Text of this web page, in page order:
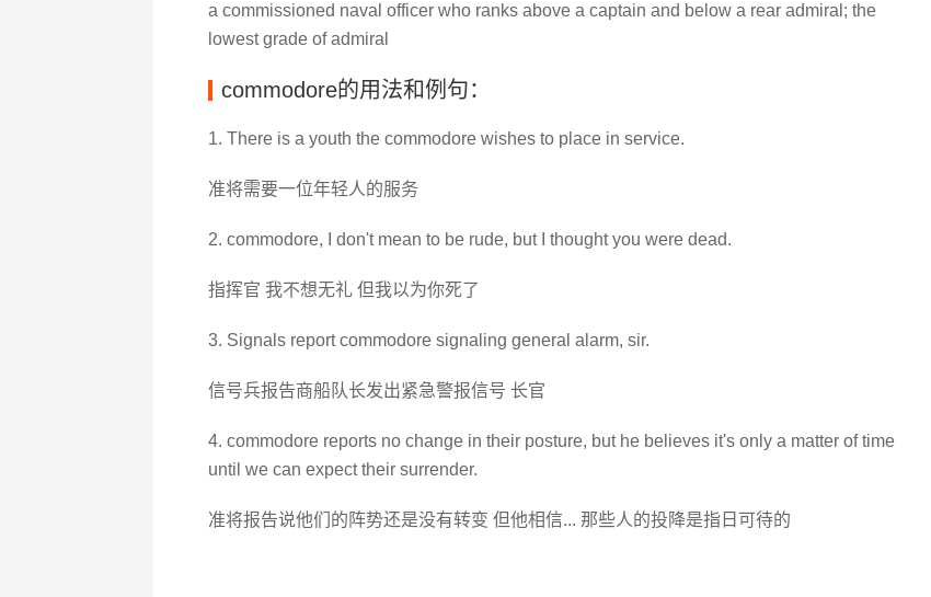
a commissioned naval officer who ranks above a captain and below a rear admiral; the
lowest grade of admiral
commodore的用法和例句：
1. There is a youth the commodore wishes to place in service.
准将需要一位年轻人的服务
2. commodore, I don't mean to be rude, but I thought you were dead.
指挥官 我不想无礼 但我以为你死了
3. Signals report commodore signaling general alarm, sir.
信号兵报告商船队长发出紧急警报信号 长官
4. commodore reports no change in their posture, but he believes it's only a matter of time
until we can expect their surrender.
准将报告说他们的阵势还是没有转变 但他相信... 那些人的投降是指日可待的